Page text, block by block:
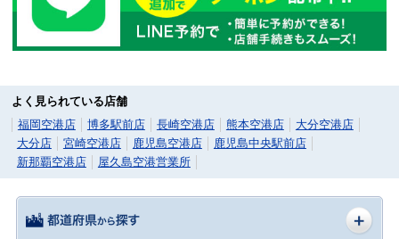
よく見られている店舗
福岡空港店
博多駅前店 長崎空港店 熊本空港店
大分空港店
大分店
宮崎空港店 鹿児島空港店
鹿児島中央駅前店
新那覇空港店
屋久島空港営業所